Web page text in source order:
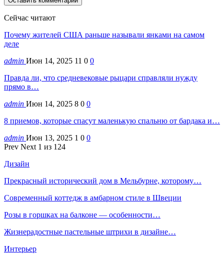
Сейчас читают
Почему жителей США раньше называли янками на самом
деле
admin Июн 14, 2025 11 0 0
Правда ли, что средневековые рыцари справляли нужду
прямо в…
admin Июн 14, 2025 8 0 0
8 приемов, которые спасут маленькую спальню от бардака и…
admin Июн 13, 2025 1 0 0
Prev Next 1 из 124
Дизайн
Прекрасный исторический дом в Мельбурне, которому…
Современный коттедж в амбарном стиле в Швеции
Розы в горшках на балконе — особенности…
Жизнерадостные пастельные штрихи в дизайне…
Интерьер